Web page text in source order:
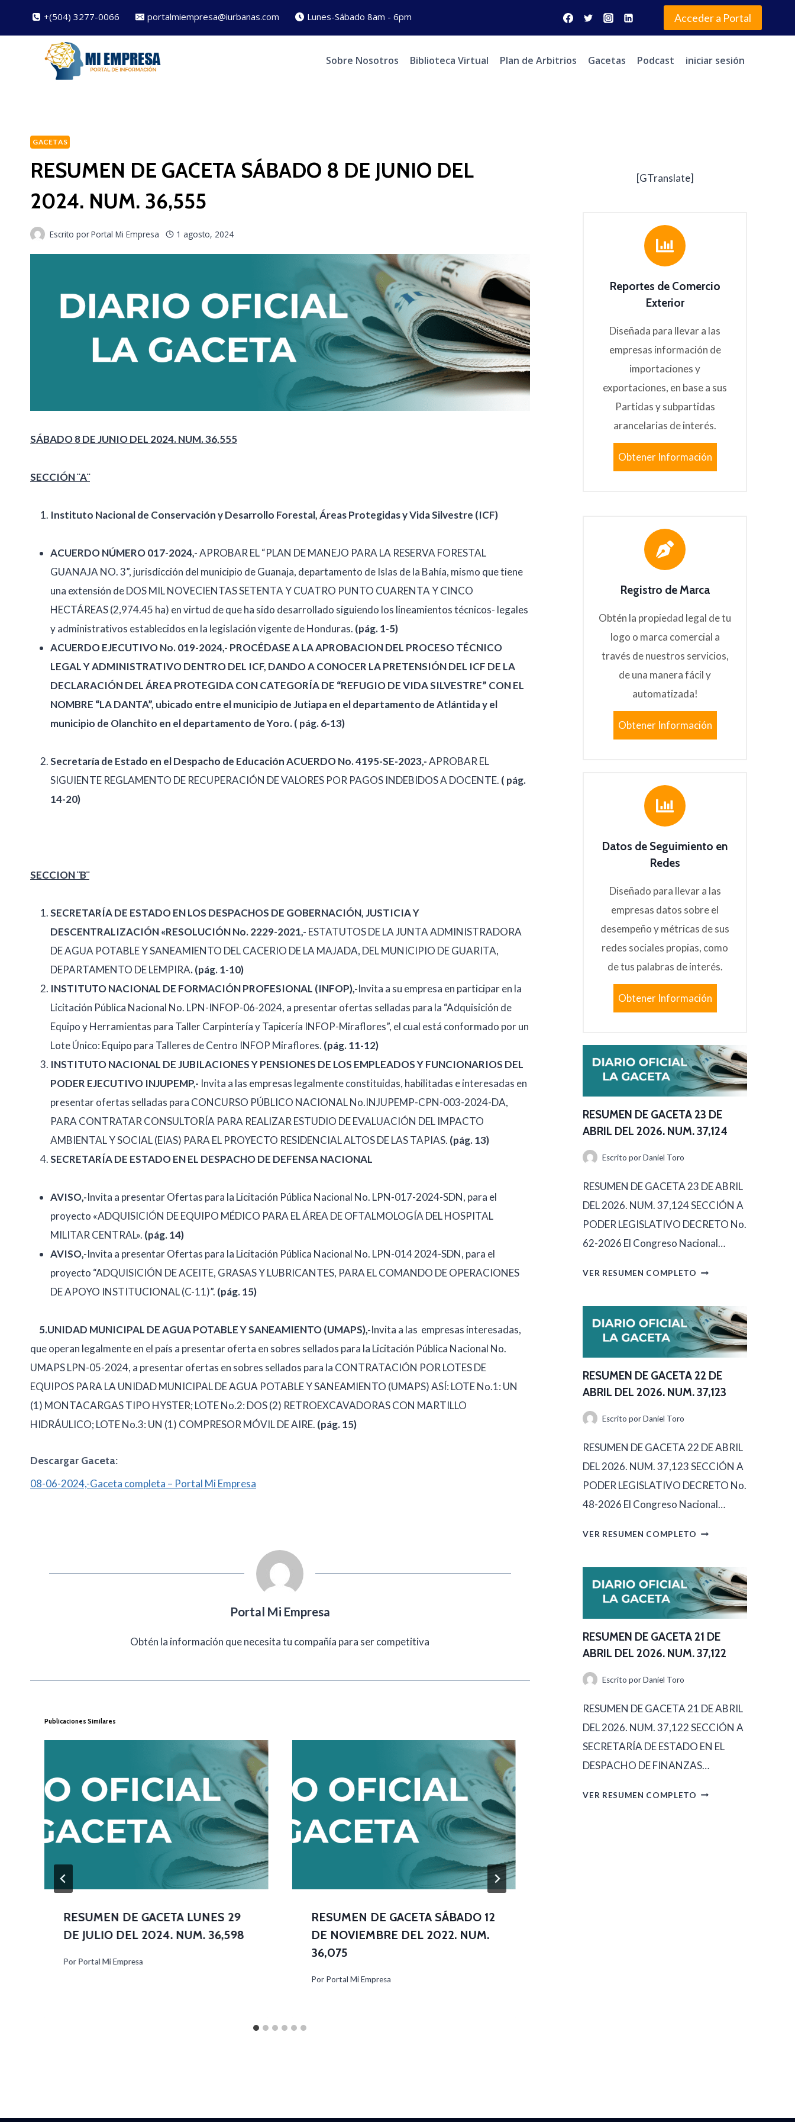
+(504) 3277-0066 portalmiempresa@iurbanas.com Lunes-Sábado 8am - 6pm Acceder a Portal
Sobre Nosotros Biblioteca Virtual Plan de Arbitrios Gacetas Podcast iniciar sesión
GACETAS
RESUMEN DE GACETA SÁBADO 8 DE JUNIO DEL
2024. NUM. 36,555
Escrito porPortal Mi Empresa 1 agosto, 2024
SÁBADO 8 DE JUNIO DEL 2024. NUM. 36,555
SECCIÓN ¨A¨
Instituto Nacional de Conservación y Desarrollo Forestal, Áreas Protegidas y Vida Silvestre (ICF)
ACUERDO NÚMERO 017-2024,-APROBAR EL “PLAN DE MANEJO PARA LA RESERVA FORESTAL
GUANAJA NO. 3”, jurisdicción del municipio de Guanaja, departamento de Islas de la Bahía, mismo que tiene
una extensión de DOS MIL NOVECIENTAS SETENTA Y CUATRO PUNTO CUARENTA Y CINCO
HECTÁREAS (2,974.45 ha) en virtud de que ha sido desarrollado siguiendo los lineamientos técnicos- legales
y administrativos establecidos en la legislación vigente de Honduras. (pág. 1-5)
ACUERDO EJECUTIVO No. 019-2024,- PROCÉDASE A LA APROBACION DEL PROCESO TÉCNICO
LEGAL Y ADMINISTRATIVO DENTRO DEL ICF, DANDO A CONOCER LA PRETENSIÓN DEL ICF DE LA
DECLARACIÓN DEL ÁREA PROTEGIDA CON CATEGORÍA DE “REFUGIO DE VIDA SILVESTRE” CON EL
NOMBRE “LA DANTA”, ubicado entre el municipio de Jutiapa en el departamento de Atlántida y el
municipio de Olanchito en el departamento de Yoro. ( pág. 6-13)
Secretaría de Estado en el Despacho de Educación ACUERDO No. 4195-SE-2023,-APROBAR EL
SIGUIENTE REGLAMENTO DE RECUPERACIÓN DE VALORES POR PAGOS INDEBIDOS A DOCENTE. ( pág.
14-20)
SECCION ¨B¨
SECRETARÍA DE ESTADO EN LOS DESPACHOS DE GOBERNACIÓN, JUSTICIA Y
DESCENTRALIZACIÓN «RESOLUCIÓN No. 2229-2021,- ESTATUTOS DE LA JUNTA ADMINISTRADORA
DE AGUA POTABLE Y SANEAMIENTO DEL CACERIO DE LA MAJADA, DEL MUNICIPIO DE GUARITA,
DEPARTAMENTO DE LEMPIRA. (pág. 1-10)
INSTITUTO NACIONAL DE FORMACIÓN PROFESIONAL (INFOP),-Invita a su empresa en participar en la
Licitación Pública Nacional No. LPN-INFOP-06-2024, a presentar ofertas selladas para la “Adquisición de
Equipo y Herramientas para Taller Carpintería y Tapicería INFOP-Miraflores”, el cual está conformado por un
Lote Único: Equipo para Talleres de Centro INFOP Miraflores. (pág. 11-12)
INSTITUTO NACIONAL DE JUBILACIONES Y PENSIONES DE LOS EMPLEADOS Y FUNCIONARIOS DEL
PODER EJECUTIVO INJUPEMP,- Invita a las empresas legalmente constituidas, habilitadas e interesadas en
presentar ofertas selladas para CONCURSO PÚBLICO NACIONAL No.INJUPEMP-CPN-003-2024-DA,
PARA CONTRATAR CONSULTORÍA PARA REALIZAR ESTUDIO DE EVALUACIÓN DEL IMPACTO
AMBIENTAL Y SOCIAL (EIAS) PARA EL PROYECTO RESIDENCIAL ALTOS DE LAS TAPIAS. (pág. 13)
SECRETARÍA DE ESTADO EN EL DESPACHO DE DEFENSA NACIONAL
AVISO,-Invita a presentar Ofertas para la Licitación Pública Nacional No. LPN-017-2024-SDN, para el
proyecto «ADQUISICIÓN DE EQUIPO MÉDICO PARA EL ÁREA DE OFTALMOLOGÍA DEL HOSPITAL
MILITAR CENTRAL». (pág. 14)
AVISO,-Invita a presentar Ofertas para la Licitación Pública Nacional No. LPN-014 2024-SDN, para el
proyecto “ADQUISICIÓN DE ACEITE, GRASAS Y LUBRICANTES, PARA EL COMANDO DE OPERACIONES
DE APOYO INSTITUCIONAL (C-11)”. (pág. 15)
5.UNIDAD MUNICIPAL DE AGUA POTABLE Y SANEAMIENTO (UMAPS),-Invita a las empresas interesadas,
que operan legalmente en el país a presentar oferta en sobres sellados para la Licitación Pública Nacional No.
UMAPS LPN-05-2024, a presentar ofertas en sobres sellados para la CONTRATACIÓN POR LOTES DE
EQUIPOS PARA LA UNIDAD MUNICIPAL DE AGUA POTABLE Y SANEAMIENTO (UMAPS) ASÍ: LOTE No.1: UN
(1) MONTACARGAS TIPO HYSTER; LOTE No.2: DOS (2) RETROEXCAVADORAS CON MARTILLO
HIDRÁULICO; LOTE No.3: UN (1) COMPRESOR MÓVIL DE AIRE. (pág. 15)
Descargar Gaceta:
08-06-2024,-Gaceta completa – Portal Mi Empresa
Portal Mi Empresa
Obtén la información que necesita tu compañía para ser competitiva
Publicaciones Similares
RESUMEN DE GACETA LUNES 29
DE JULIO DEL 2024. NUM. 36,598
Por Portal Mi Empresa
RESUMEN DE GACETA SÁBADO 12
DE NOVIEMBRE DEL 2022. NUM.
36,075
Por Portal Mi Empresa
[GTranslate]
Reportes de Comercio
Exterior
Diseñada para llevar a las
empresas información de
importaciones y
exportaciones, en base a sus
Partidas y subpartidas
arancelarias de interés.
Obtener Información
Registro de Marca
Obtén la propiedad legal de tu
logo o marca comercial a
través de nuestros servicios,
de una manera fácil y
automatizada!
Obtener Información
Datos de Seguimiento en
Redes
Diseñado para llevar a las
empresas datos sobre el
desempeño y métricas de sus
redes sociales propias, como
de tus palabras de interés.
Obtener Información
RESUMEN DE GACETA 23 DE
ABRIL DEL 2026. NUM. 37,124
Escrito por Daniel Toro
RESUMEN DE GACETA 23 DE ABRIL
DEL 2026. NUM. 37,124 SECCIÓN A
PODER LEGISLATIVO DECRETO No.
62-2026 El Congreso Nacional…
VER RESUMEN COMPLETO R
S
U
M
G
A
C
E
A
3
D
E
A
B
L
D
E
L
RESUMEN DE GACETA 22 DE
ABRIL DEL 2026. NUM. 37,123
Escrito por Daniel Toro
RESUMEN DE GACETA 22 DE ABRIL
DEL 2026. NUM. 37,123 SECCIÓN A
PODER LEGISLATIVO DECRETO No.
48-2026 El Congreso Nacional…
VER RESUMEN COMPLETO R
S
U
M
G
A
C
E
A
RESUMEN DE GACETA 21 DE
ABRIL DEL 2026. NUM. 37,122
Escrito por Daniel Toro
RESUMEN DE GACETA 21 DE ABRIL
DEL 2026. NUM. 37,122 SECCIÓN A
SECRETARÍA DE ESTADO EN EL
DESPACHO DE FINANZAS…
VER RESUMEN COMPLETO R
D